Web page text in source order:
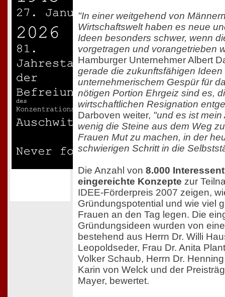
"In einer weitgehend von
Wirtschaftswelt haben es neue
Ideen besonders schwer, wenn
vorgetragen und vorangetrieben
Hamburger Unternehmer Albert
gerade die zukunftsfähigen
unternehmerischem Gespür für
nötigen Portion Ehrgeiz sind es,
wirtschaftlichen Resignation
Darboven weiter, "und es ist
wenig die Steine aus dem Weg
Frauen Mut zu machen, in der
schwierigen Schritt in die
Die Anzahl von 8.000
eingereichte Konzepte zur
IDEE-Förderpreis 2007 zeigen,
Gründungspotential und wie viel
Frauen an den Tag legen. Die
Gründungsideen wurden von
bestehend aus Herrn Dr. Willi
Leopoldseder, Frau Dr. Anita
Volker Schaub, Herrn Dr.
Karin von Welck und der
Mayer, bewertet.